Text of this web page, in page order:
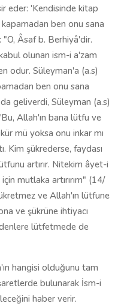
eder: 'Kendisinde kitap
ben onu sana
Âsaf b. Berhiyâ'dir.
olunan ism-i a'zam
odur. Süleyman'a (a.s)
ben onu sana
geliverdi, Süleyman (a.s)
Allah'ın bana lütfu ve
mü yoksa onu inkar mı
Kim şükrederse, faydası
artırır. Nitekim âyet-i
mutlaka artırırım" (14/
ve Allah'ın lütfune
ve şükrüne ih­tiyacı
lütfetmede de
hangisi olduğunu tam
bulunarak İsm-i
haber verir.